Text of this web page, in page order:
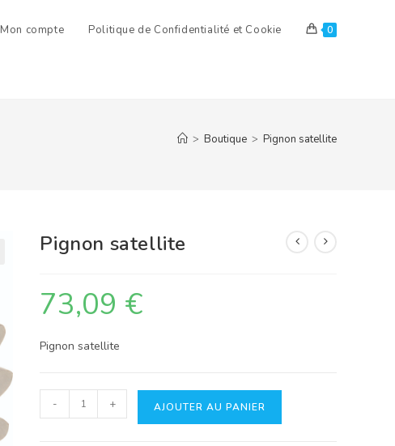
Mon compte Politique de Confidentialité et Cookie 0
> Boutique > Pignon satellite
Pignon satellite
73,09 €
Pignon satellite
quantité
de
- + AJOUTER AU PANIER